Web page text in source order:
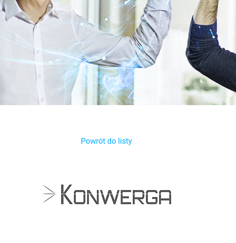
Powrót do listy